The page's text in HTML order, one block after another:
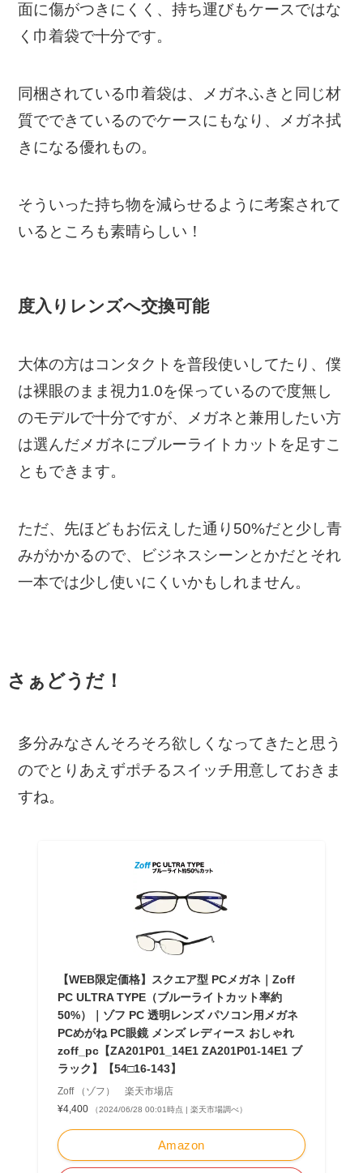
面に傷がつきにくく、持ち運びもケースではな
く巾着袋で十分です。
同梱されている巾着袋は、メガネふきと同じ材
質でできているのでケースにもなり、メガネ拭
きになる優れもの。
そういった持ち物を減らせるように考案されて
いるところも素晴らしい！
度入りレンズへ交換可能
大体の方はコンタクトを普段使いしてたり、僕
は裸眼のまま視力1.0を保っているので度無し
のモデルで十分ですが、メガネと兼用したい方
は選んだメガネにブルーライトカットを足すこ
ともできます。
ただ、先ほどもお伝えした通り50%だと少し青
みがかかるので、ビジネスシーンとかだとそれ
一本では少し使いにくいかもしれません。
さぁどうだ！
多分みなさんそろそろ欲しくなってきたと思う
のでとりあえずポチるスイッチ用意しておきま
すね。
【WEB限定価格】スクエア型 PCメガネ｜Zoff
PC ULTRA TYPE（ブルーライトカット率約
50%）｜ゾフ PC 透明レンズ パソコン用メガネ
PCめがね PC眼鏡 メンズ レディース おしゃれ
zoff_pc【ZA201P01_14E1 ZA201P01-14E1 ブ
ラック】【54□16-143】
Zoff （ゾフ） 楽天市場店
¥4,400
（2024/06/28 00:01時点 | 楽天市場調べ）
Amazon